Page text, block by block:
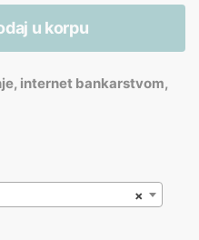
u korpu
internet bankarstvom,
×